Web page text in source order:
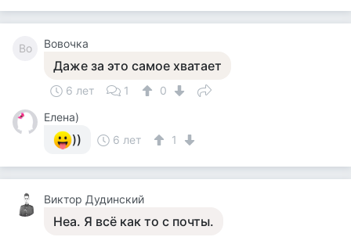
Во Вовочка
Даже за это самое хватает
6 лет 1
0
Елена)
)) 6 лет 1
Виктор Дудинский
Неа. Я всё как то с почты.